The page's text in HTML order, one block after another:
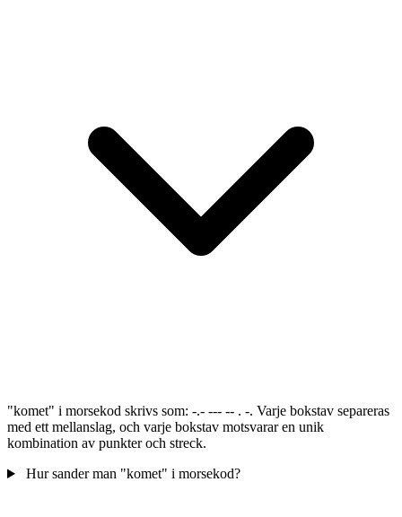
"komet" i morsekod skrivs som: -.- --- -- . -. Varje bokstav separeras
med ett mellanslag, och varje bokstav motsvarar en unik
kombination av punkter och streck.
Hur sander man "komet" i morsekod?